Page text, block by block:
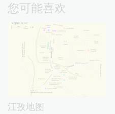
您可能喜欢
江孜地图